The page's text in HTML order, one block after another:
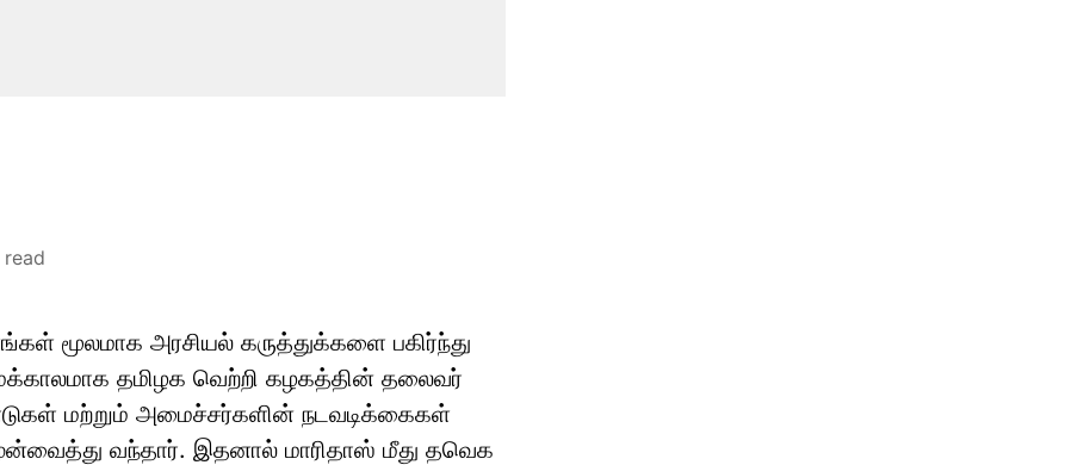
read
மூலமாக அரசியல் கருத்துக்களை பகிர்ந்து
தமிழக வெற்றி கழகத்தின் தலைவர்
மற்றும் அமைச்சர்களின் நடவடிக்கைகள்
வந்தார். இதனால் மாரிதாஸ் மீது தவெக